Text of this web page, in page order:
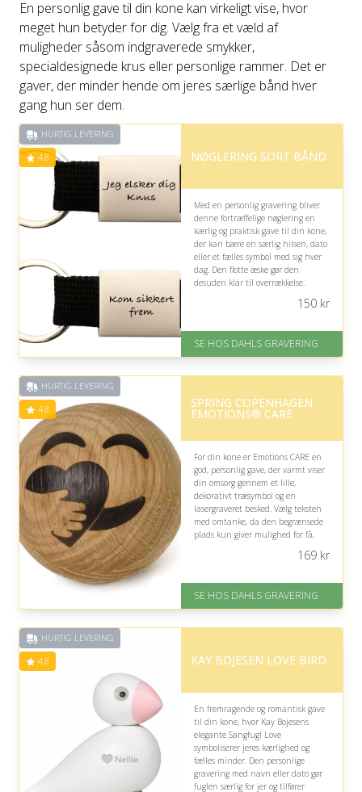
En personlig gave til din kone kan virkeligt vise, hvor
meget hun betyder for dig. Vælg fra et væld af
muligheder såsom indgraverede smykker,
specialdesignede krus eller personlige rammer. Det er
gaver, der minder hende om jeres særlige bånd hver
gang hun ser dem.
HURTIG LEVERING
4.8 NØGLERING SORT BÅND
Med en personlig gravering bliver
denne fortræffelige nøglering en
kærlig og praktisk gave til din kone,
der kan bære en særlig hilsen, dato
eller et fælles symbol med sig hver
dag. Den flotte æske gør den
desuden klar til overrækkelse.
på 4.8 ud af 5
150kr
SE HOS DAHLS GRAVERING
HURTIG LEVERING
4.8 SPRING COPENHAGEN
EMOTIONS® CARE
For din kone er Emotions CARE en
god, personlig gave, der varmt viser
din omsorg gennem et lille,
dekorativt træsymbol og en
lasergraveret besked. Vælg teksten
med omtanke, da den begrænsede
plads kun giver mulighed for få,
Fremragende Trustpilot rating
169kr
SE HOS DAHLS GRAVERING
HURTIG LEVERING
4.8 KAY BOJESEN LOVE BIRD
En fremragende og romantisk gave
til din kone, hvor Kay Bojesens
elegante Sangfugl Love
symboliserer jeres kærlighed og
fælles minder. Den personlige
gravering med navn eller dato gør
fuglen særlig for jer og tilfører